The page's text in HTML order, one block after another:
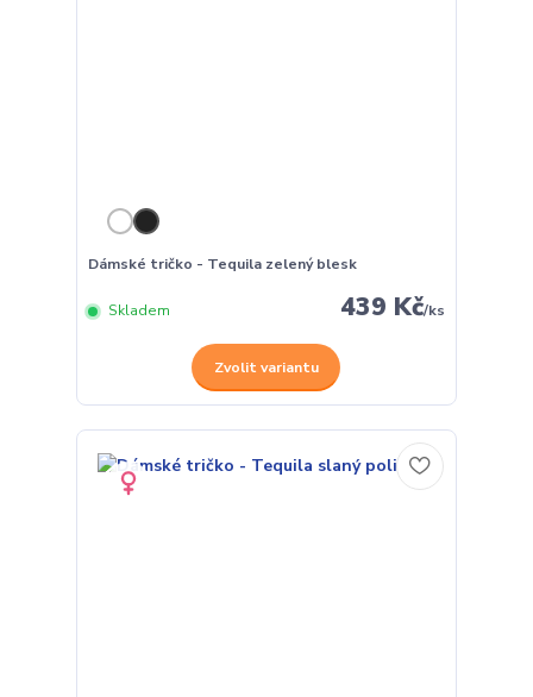
Dámské tričko - Tequila zelený blesk
439 Kč/ks
Skladem
Zvolit variantu